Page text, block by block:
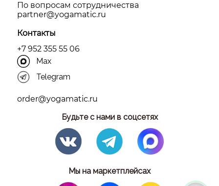
По вопросам сотрудничества
partner@yоgamatic.ru
Контакты
+7 952 355 55 06
Max
Telegram
order@yogamatic.ru
Будьте с нами в соцсетях
Мы на маркетплейсах